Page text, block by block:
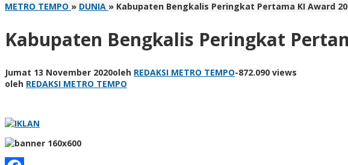
METRO TEMPO » DUNIA » Kabupaten Bengkalis Peringkat Pertama KI Award
Kabupaten Bengkalis Peringkat
Jumat 13 November 2020oleh REDAKSI METRO TEMPO-872.090 views
oleh REDAKSI METRO TEMPO